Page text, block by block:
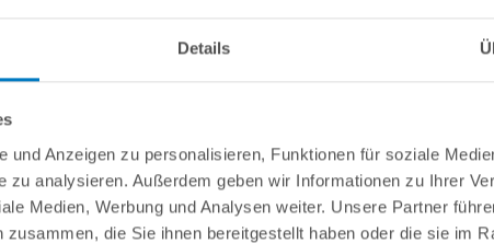
Details
und Anzeigen zu personalisieren, Funktionen für soziale
zu analysieren. Außerdem geben wir Informationen zu Ihrer
Medien, Werbung und Analysen weiter. Unsere Partner
die Sie ihnen bereitgestellt haben oder die sie im
Next 18"